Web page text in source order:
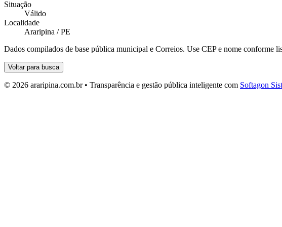
Situação
Válido
Localidade
Araripina / PE
Dados compilados de base pública municipal e Correios. Use CEP e nome conforme
Voltar para busca
© 2026 araripina.com.br • Transparência e gestão pública inteligente com Softagon